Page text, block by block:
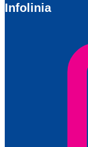
Infolinia